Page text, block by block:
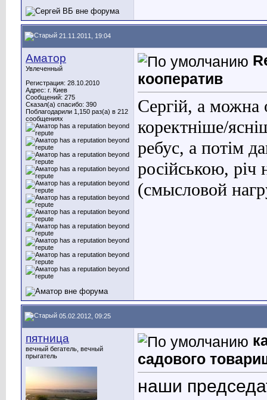
21.11.2011, 19:04
Аматор
Увлеченный
Регистрация: 28.10.2010
Адрес: г. Киев
Сообщений: 275
Сказал(а) спасибо: 390
Поблагодарили 1,150 раз(а) в 212
сообщениях
кооператив
Сергій, а можна
коректніше/
ребус, а потім
російською, річ
(смысловой
05.02.2012, 09:25
пятница
вечный бегатель, вечный
прыгатель
садового
наши